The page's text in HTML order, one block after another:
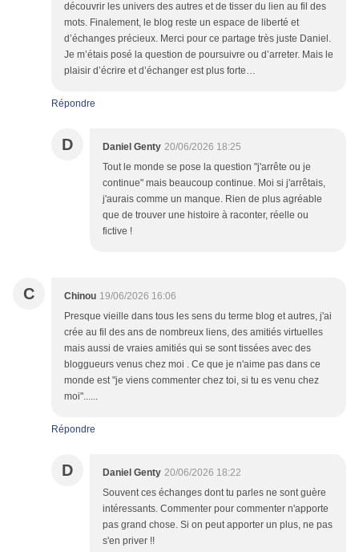
découvrir les univers des autres et de tisser du lien au fil des
mots. Finalement, le blog reste un espace de liberté et
d’échanges précieux. Merci pour ce partage très juste Daniel.
Je m’étais posé la question de poursuivre ou d’arreter. Mais le
plaisir d’écrire et d’échanger est plus forte…
Répondre
D Daniel Genty 20/06/2026 18:25
Tout le monde se pose la question "j'arrête ou je
continue" mais beaucoup continue. Moi si j'arrêtais,
j'aurais comme un manque. Rien de plus agréable
que de trouver une histoire à raconter, réelle ou
fictive !
C Chinou 19/06/2026 16:06
Presque vieille dans tous les sens du terme blog et autres, j'ai
crée au fil des ans de nombreux liens, des amitiés virtuelles
mais aussi de vraies amitiés qui se sont tissées avec des
bloggueurs venus chez moi . Ce que je n'aime pas dans ce
monde est "je viens commenter chez toi, si tu es venu chez
moi"......
Répondre
D Daniel Genty 20/06/2026 18:22
Souvent ces échanges dont tu parles ne sont guère
intéressants. Commenter pour commenter n'apporte
pas grand chose. Si on peut apporter un plus, ne pas
s'en priver !!